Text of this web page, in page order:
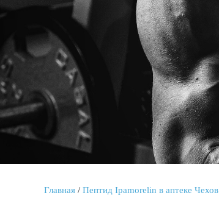
Главная / Пептид Ipamorelin в аптеке Чехов